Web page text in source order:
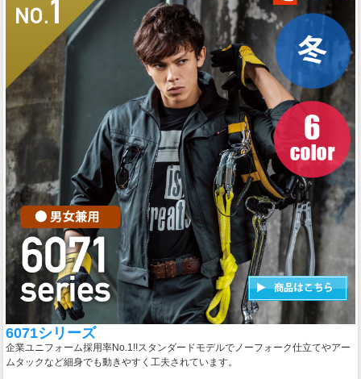
6071シリーズ
企業ユニフォーム採用率No.1!!スタンダードモデルでノーフォーク仕立てやアー
ムタックなど細身でも動きやすく工夫されています。